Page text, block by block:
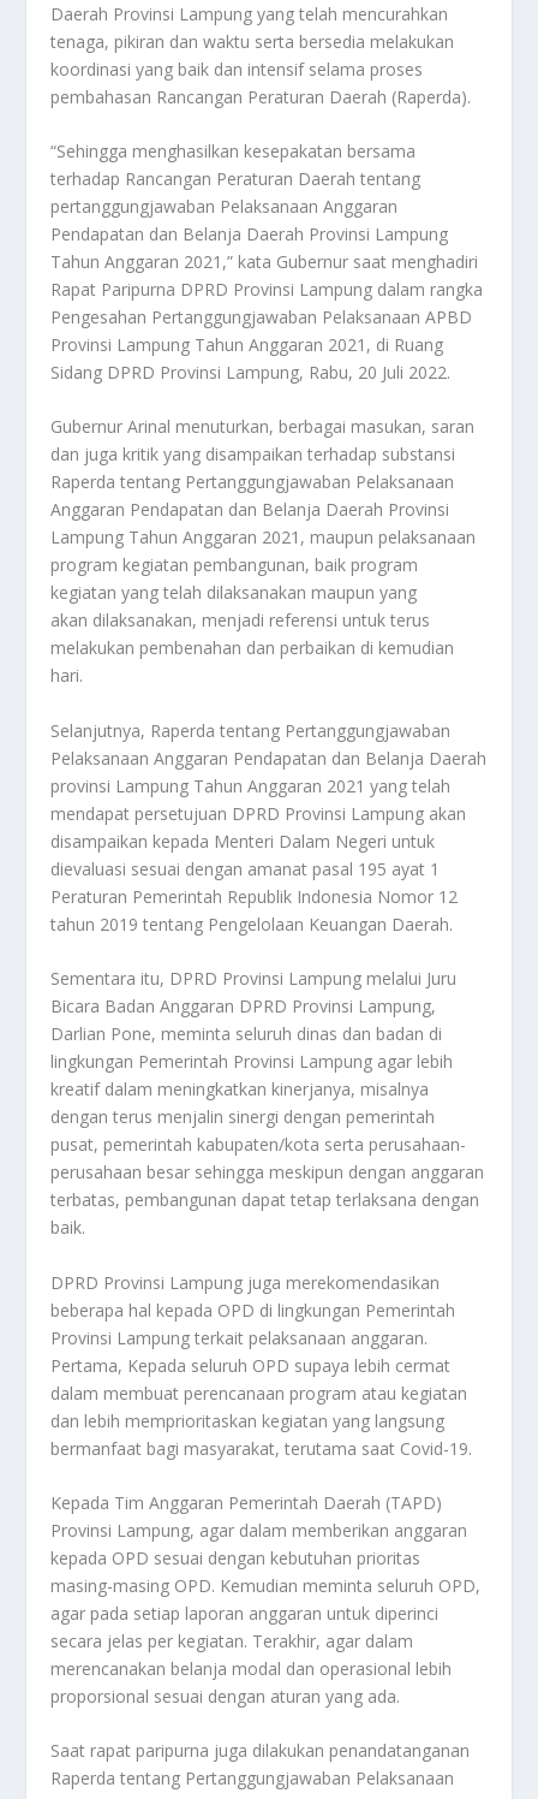
Daerah Provinsi Lampung yang telah mencurahkan
tenaga, pikiran dan waktu serta bersedia melakukan
koordinasi yang baik dan intensif selama proses
pembahasan Rancangan Peraturan Daerah (Raperda).
“Sehingga menghasilkan kesepakatan bersama
terhadap Rancangan Peraturan Daerah tentang
pertanggungjawaban Pelaksanaan Anggaran
Pendapatan dan Belanja Daerah Provinsi Lampung
Tahun Anggaran 2021,” kata Gubernur saat menghadiri
Rapat Paripurna DPRD Provinsi Lampung dalam rangka
Pengesahan Pertanggungjawaban Pelaksanaan APBD
Provinsi Lampung Tahun Anggaran 2021, di Ruang
Sidang DPRD Provinsi Lampung, Rabu, 20 Juli 2022.
Gubernur Arinal menuturkan, berbagai masukan, saran
dan juga kritik yang disampaikan terhadap substansi
Raperda tentang Pertanggungjawaban Pelaksanaan
Anggaran Pendapatan dan Belanja Daerah Provinsi
Lampung Tahun Anggaran 2021, maupun pelaksanaan
program kegiatan pembangunan, baik program
kegiatan yang telah dilaksanakan maupun yang
akan dilaksanakan, menjadi referensi untuk terus
melakukan pembenahan dan perbaikan di kemudian
hari.
Selanjutnya, Raperda tentang Pertanggungjawaban
Pelaksanaan Anggaran Pendapatan dan Belanja Daerah
provinsi Lampung Tahun Anggaran 2021 yang telah
mendapat persetujuan DPRD Provinsi Lampung akan
disampaikan kepada Menteri Dalam Negeri untuk
dievaluasi sesuai dengan amanat pasal 195 ayat 1
Peraturan Pemerintah Republik Indonesia Nomor 12
tahun 2019 tentang Pengelolaan Keuangan Daerah.
Sementara itu, DPRD Provinsi Lampung melalui Juru
Bicara Badan Anggaran DPRD Provinsi Lampung,
Darlian Pone, meminta seluruh dinas dan badan di
lingkungan Pemerintah Provinsi Lampung agar lebih
kreatif dalam meningkatkan kinerjanya, misalnya
dengan terus menjalin sinergi dengan pemerintah
pusat, pemerintah kabupaten/kota serta perusahaan-
perusahaan besar sehingga meskipun dengan anggaran
terbatas, pembangunan dapat tetap terlaksana dengan
baik.
DPRD Provinsi Lampung juga merekomendasikan
beberapa hal kepada OPD di lingkungan Pemerintah
Provinsi Lampung terkait pelaksanaan anggaran.
Pertama, Kepada seluruh OPD supaya lebih cermat
dalam membuat perencanaan program atau kegiatan
dan lebih memprioritaskan kegiatan yang langsung
bermanfaat bagi masyarakat, terutama saat Covid-19.
Kepada Tim Anggaran Pemerintah Daerah (TAPD)
Provinsi Lampung, agar dalam memberikan anggaran
kepada OPD sesuai dengan kebutuhan prioritas
masing-masing OPD. Kemudian meminta seluruh OPD,
agar pada setiap laporan anggaran untuk diperinci
secara jelas per kegiatan. Terakhir, agar dalam
merencanakan belanja modal dan operasional lebih
proporsional sesuai dengan aturan yang ada.
Saat rapat paripurna juga dilakukan penandatanganan
Raperda tentang Pertanggungjawaban Pelaksanaan